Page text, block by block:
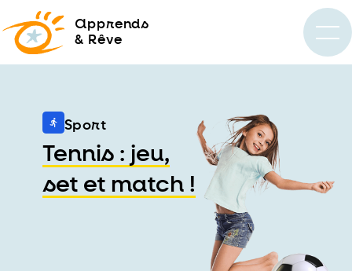
apprends
& Rêve
Sport
Tennis : jeu,
set et match !